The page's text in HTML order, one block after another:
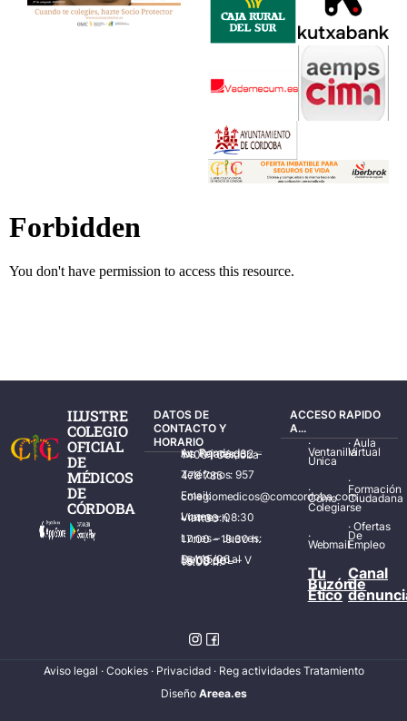
ILUSTRE
COLEGIO
OFICIAL
DE
MÉDICOS
DE
CÓRDOBA
DATOS DE
CONTACTO Y
HORARIO
Av. Ronda de los Tejares, 32 – 14001 Córdoba
Teléfonos: 957 478 785
Email: colegiomedicos@comcordoba.com
Lunes – Viernes: 08:30 – 14:30 h.
Lunes – Jueves: 17:00 – 19:30 h.
Del 15/06 al 15/09 de L – V de 08:00 – 15:00 h.
ACCESO RAPIDO
A...
·
Ventanilla
Única
·
Cómo
Colegiarse
·
Webmail
·Aula
Virtual
·
Formación
Ciudadana
·Ofertas
De
Empleo
Tu
Buzón
Ético
Canal
de
Aviso legal · Cookies· Privacidad · Reg actividades Tratamiento
Diseño Areea.es